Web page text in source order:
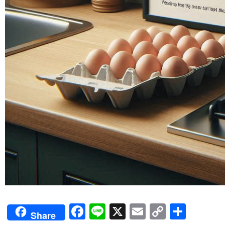
Share Facebook
Line
X Email
Copy